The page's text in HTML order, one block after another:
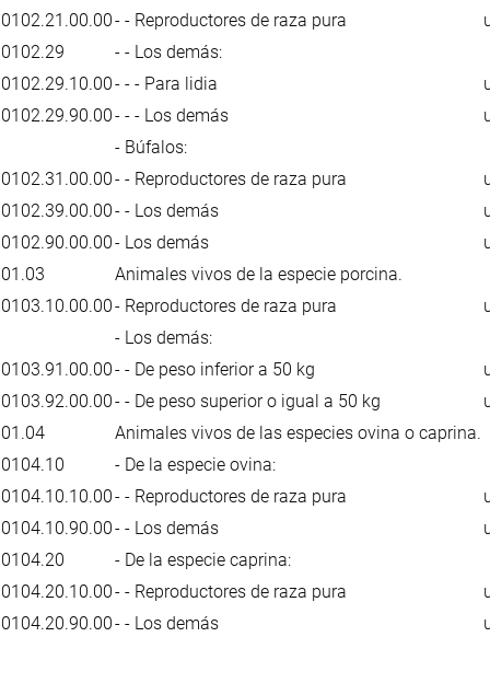
0102.21.00.00- - Reproductores de raza pura
0102.29
- - Los demás:
0102.29.10.00- - - Para lidia
0102.29.90.00- - - Los demás
- Búfalos:
0102.31.00.00- - Reproductores de raza pura
0102.39.00.00- - Los demás
0102.90.00.00- Los demás
01.03
Animales vivos de la especie porcina.
0103.10.00.00- Reproductores de raza pura
- Los demás:
0103.91.00.00- - De peso inferior a 50 kg
0103.92.00.00- - De peso superior o igual a 50 kg
01.04
Animales vivos de las especies ovina o caprina.
0104.10
- De la especie ovina:
0104.10.10.00- - Reproductores de raza pura
0104.10.90.00- - Los demás
0104.20
- De la especie caprina:
0104.20.10.00- - Reproductores de raza pura
0104.20.90.00- - Los demás